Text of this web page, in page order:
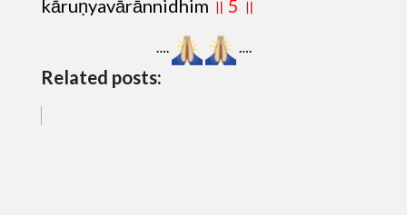
kāruṇyavārānnidhim ॥ 5 ॥
…. ….
Related posts: